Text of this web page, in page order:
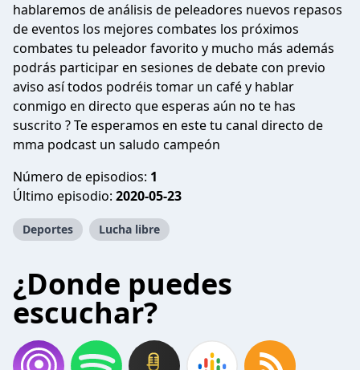
hablaremos de análisis de peleadores nuevos repasos
de eventos los mejores combates los próximos
combates tu peleador favorito y mucho más además
podrás participar en sesiones de debate con previo
aviso así todos podréis tomar un café y hablar
conmigo en directo que esperas aún no te has
suscrito ? Te esperamos en este tu canal directo de
mma podcast un saludo campeón
Número de episodios: 1
Último episodio: 2020-05-23
Deportes Lucha libre
¿Donde puedes
escuchar?